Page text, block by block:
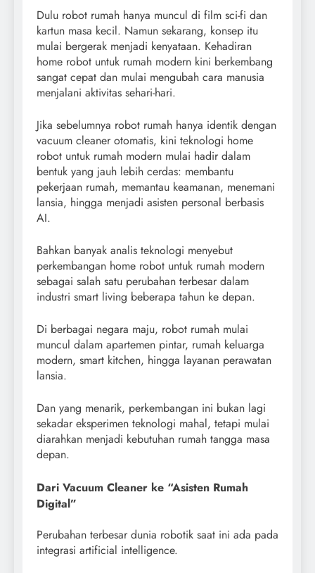
Dulu robot rumah hanya muncul di film sci-fi dan
kartun masa kecil. Namun sekarang, konsep itu
mulai bergerak menjadi kenyataan. Kehadiran
home robot untuk rumah modern kini berkembang
sangat cepat dan mulai mengubah cara manusia
menjalani aktivitas sehari-hari.
Jika sebelumnya robot rumah hanya identik dengan
vacuum cleaner otomatis, kini teknologi home
robot untuk rumah modern mulai hadir dalam
bentuk yang jauh lebih cerdas: membantu
pekerjaan rumah, memantau keamanan, menemani
lansia, hingga menjadi asisten personal berbasis
AI.
Bahkan banyak analis teknologi menyebut
perkembangan home robot untuk rumah modern
sebagai salah satu perubahan terbesar dalam
industri smart living beberapa tahun ke depan.
Di berbagai negara maju, robot rumah mulai
muncul dalam apartemen pintar, rumah keluarga
modern, smart kitchen, hingga layanan perawatan
lansia.
Dan yang menarik, perkembangan ini bukan lagi
sekadar eksperimen teknologi mahal, tetapi mulai
diarahkan menjadi kebutuhan rumah tangga masa
depan.
Dari Vacuum Cleaner ke “Asisten Rumah
Digital”
Perubahan terbesar dunia robotik saat ini ada pada
integrasi artificial intelligence.